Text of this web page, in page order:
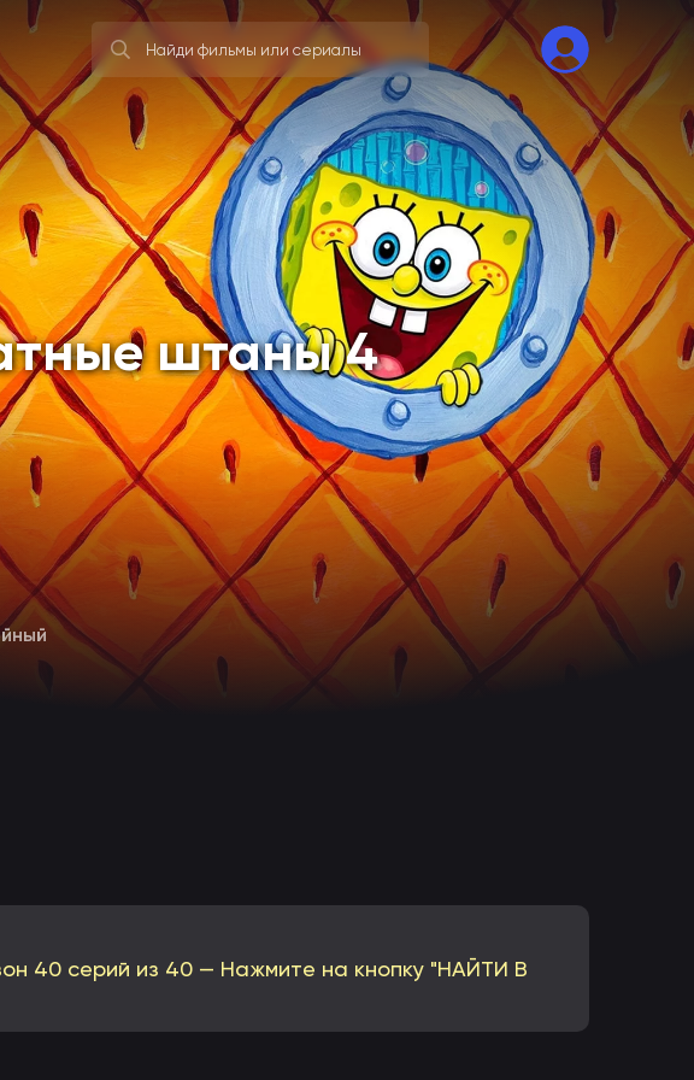
штаны 4
40 серий из 40 — Нажмите на кнопку "НАЙТИ В